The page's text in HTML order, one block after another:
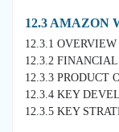
12.3 AMAZON
12.3.1 OVERVIEW
12.3.2
12.3.3 PRODUCT
12.3.4 KEY
12.3.5 KEY